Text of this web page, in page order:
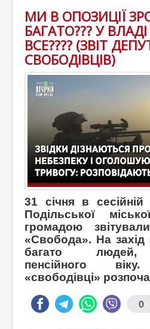
МИ В ОПОЗИЦІЇ
БАГАТО??? У
ВСЕ???? (ЗВІТ
СВОБОДІВЦІВ)
31 січня в сесійній
Подільської
громадою
«Свобода». На захід
багато людей,
пенсійного
«свободівці»
0